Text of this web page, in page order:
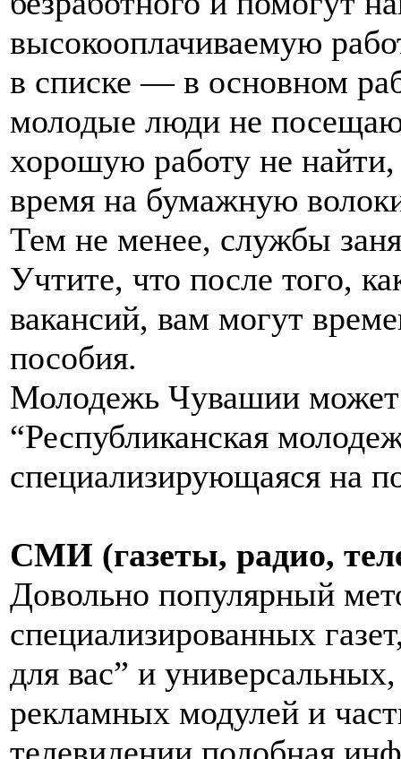
высокооплачиваемую
в списке — в основном
молодые люди не
хорошую работу не найти,
время на бумажную
Тем не менее, службы
Учтите, что после того,
вакансий, вам могут
пособия.
Молодежь Чувашии может
“Республиканская
специализирующаяся на
СМИ (газеты, радио,
Довольно популярный
специализированных
для вас” и
рекламных модулей и